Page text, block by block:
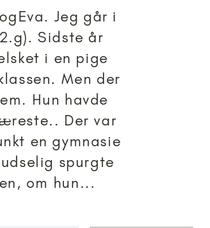
Jeg går i
Sidste år
i en pige
Men der
Hun havde
Der var
en gymnasie
spurgte
om hun...